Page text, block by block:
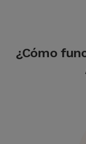
¿Cómo